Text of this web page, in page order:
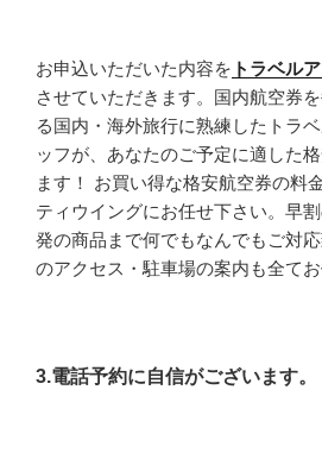
お申込いただいた内容を トラベル
させていただきます。国内航空券
る国内・海外旅行に熟練したトラ
ッフが、あなたのご予定に適した
ます！ お買い得な格安航空券の料
ティウイングにお任せ下さい。早
発の商品まで何でもなんでもご対
のアクセス・駐車場の案内も全てお
3.電話予約に自信がございます。